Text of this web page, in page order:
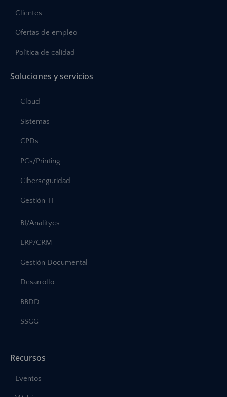
Clientes
Ofertas de empleo
Política de calidad
Soluciones y servicios
Cloud
Sistemas
CPDs
PCs/Printing
Ciberseguridad
Gestión TI
BI/Analitycs
ERP/CRM
Gestión Documental
Desarrollo
BBDD
SSGG
Recursos
Eventos